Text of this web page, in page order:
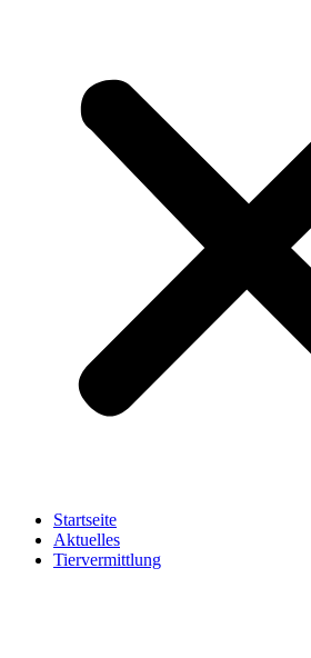
Startseite
Aktuelles
Tiervermittlung